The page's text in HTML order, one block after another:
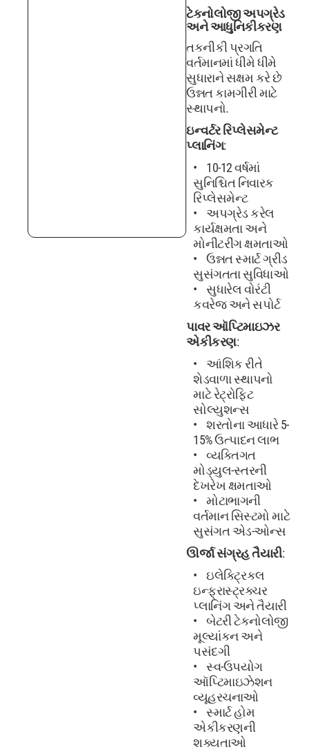
ટેકનોલોજી અપગ્રેડ
અને આધુનિકીકરણ
તકનીકી પ્રગતિ
વર્તમાનમાં ધીમે ધીમે
સુધારાને સક્ષમ કરે છે
ઉન્નત કામગીરી માટે
સ્થાપનો.
ઇન્વર્ટર રિપ્લેસમેન્ટ
પ્લાનિંગ:
10-12 વર્ષમાં
સુનિશ્ચિત નિવારક
રિપ્લેસમેન્ટ
અપગ્રેડ કરેલ
કાર્યક્ષમતા અને
મોનીટરીંગ ક્ષમતાઓ
ઉન્નત સ્માર્ટ ગ્રીડ
સુસંગતતા સુવિધાઓ
સુધારેલ વોરંટી
કવરેજ અને સપોર્ટ
પાવર ઑપ્ટિમાઇઝર
એકીકરણ:
આંશિક રીતે
શેડવાળા સ્થાપનો
માટે રેટ્રોફિટ
સોલ્યુશન્સ
શરતોના આધારે 5-
15% ઉત્પાદન લાભ
વ્યક્તિગત
મોડ્યુલ-સ્તરની
દેખરેખ ક્ષમતાઓ
મોટાભાગની
વર્તમાન સિસ્ટમો માટે
સુસંગત એડ-ઓન્સ
ઊર્જા સંગ્રહ તૈયારી:
ઇલેક્ટ્રિકલ
ઇન્ફ્રાસ્ટ્રક્ચર
પ્લાનિંગ અને તૈયારી
બેટરી ટેકનોલોજી
મૂલ્યાંકન અને
પસંદગી
સ્વ-ઉપયોગ
ઑપ્ટિમાઇઝેશન
વ્યૂહરચનાઓ
સ્માર્ટ હોમ
એકીકરણની
શક્યતાઓ